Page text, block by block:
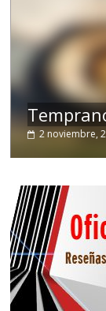
2 noviembre,